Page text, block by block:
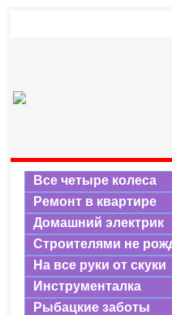
Все четыре колеса
Ремонт в квартире
Домашний электрик
Строителями не
На все руки от скуки
Инструменталка
Рыбацкие заботы